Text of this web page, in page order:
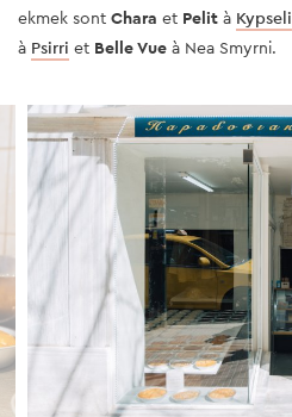
ekmek sont Chara et Pelit à Kypseli
à Psirri et Belle Vue à Nea Smyrni.